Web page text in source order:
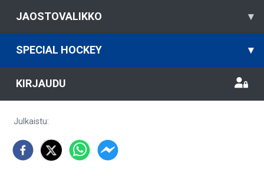
JAOSTOVALIKKO ▾
SPECIAL HOCKEY ▾
KIRJAUDU
Julkaistu: